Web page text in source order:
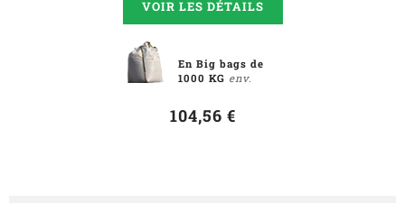
VOIR LES DÉTAILS
En Big bags de
1000 KG env.
104,56 €